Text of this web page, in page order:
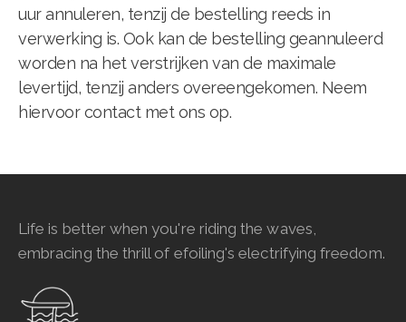
uur annuleren, tenzij de bestelling reeds in
verwerking is. Ook kan de bestelling geannuleerd
worden na het verstrijken van de maximale
levertijd, tenzij anders overeengekomen. Neem
hiervoor contact met ons op.
Life is better when you're riding the waves,
embracing the thrill of efoiling's electrifying freedom.